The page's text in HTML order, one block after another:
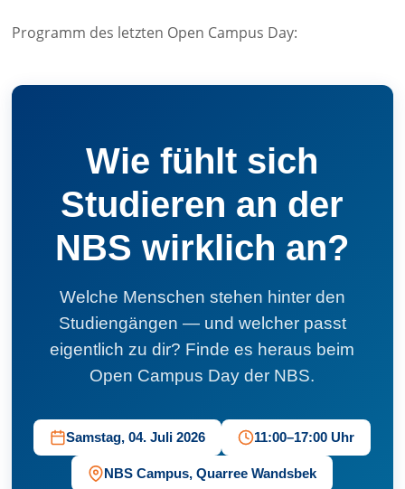
Programm des letzten Open Campus Day:
Wie fühlt sich
Studieren an der
NBS wirklich an?
Welche Menschen stehen hinter den
Studiengängen — und welcher passt
eigentlich zu dir? Finde es heraus beim
Open Campus Day der NBS.
Samstag, 04. Juli 2026 11:00–17:00 Uhr
NBS Campus, Quarree Wandsbek